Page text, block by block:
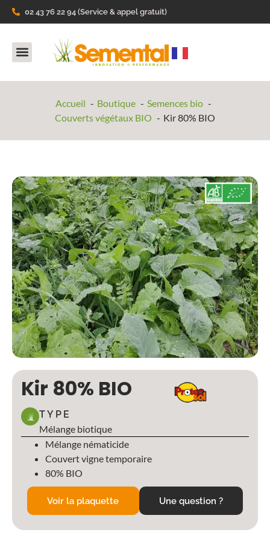
02 43 76 22 94 (Service & appel gratuit)
Accueil Boutique
Semences bio
Couverts végétaux BIO
Kir 80% BIO
Kir 80% BIO
TYPE
Mélange biotique
Mélange nématicide
Couvert vigne temporaire
80% BIO
Voir la plaquette Une question ?